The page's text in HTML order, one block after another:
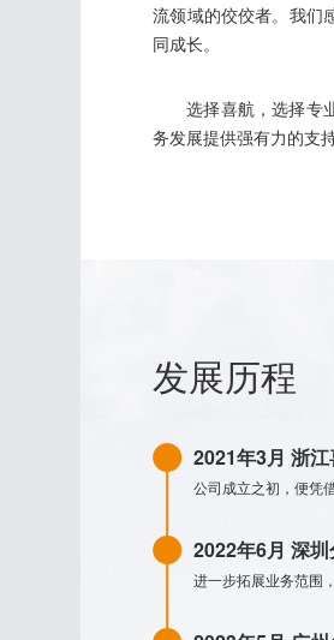
流领域的佼佼者。我们
同成长。
选择喜航，选择专
务发展提供强有力的支
发展历程
2021年3月 浙
公司成立之初，便凭
2022年6月 深
进一步拓展业务范围